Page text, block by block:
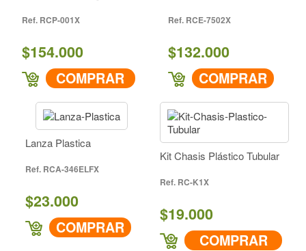
RCP-001X
$154.000
COMPRAR
RCE-7502X
$132.000
COMPRAR
Lanza Plastica
RCA-346ELFX
$23.000
COMPRAR
Kit Chasis Plástico Tubular
RC-K1X
$19.000
COMPRAR